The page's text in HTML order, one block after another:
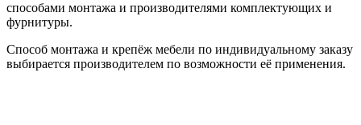
способами монтажа и производителями комплектующих и
фурнитуры.
Способ монтажа и крепёж мебели по индивидуальному заказу
выбирается производителем по возможности её применения.